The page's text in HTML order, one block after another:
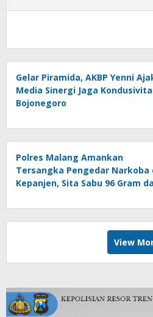
Gelar Piramida, AKBP Yenni
Media Sinergi Jaga
Bojonegoro
Polres Malang Amankan
Tersangka Pengedar Narkoba
Kepanjen, Sita Sabu 96 Gram
View